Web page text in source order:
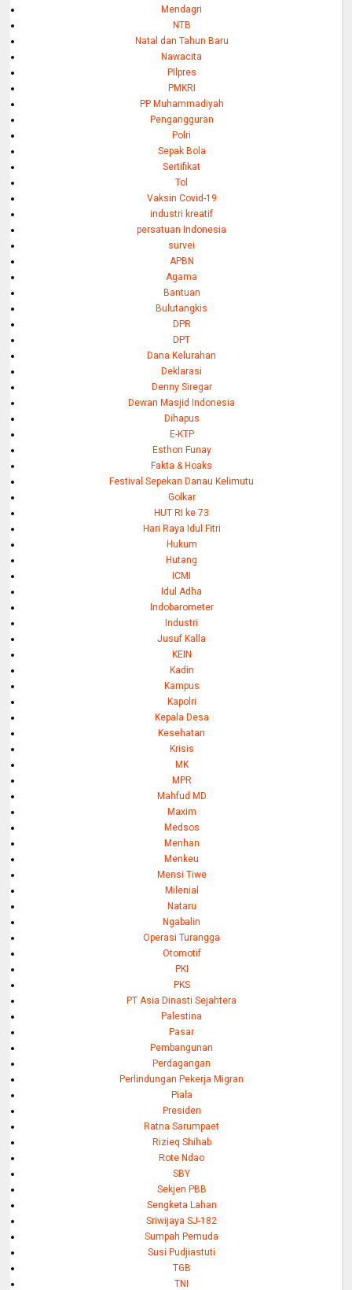
Mendagri
NTB
Natal dan Tahun Baru
Nawacita
PIlpres
PMKRI
PP Muhammadiyah
Pengangguran
Polri
Sepak Bola
Sertifikat
Tol
Vaksin Covid-19
industri kreatif
persatuan Indonesia
survei
APBN
Agama
Bantuan
Bulutangkis
DPR
DPT
Dana Kelurahan
Deklarasi
Denny Siregar
Dewan Masjid Indonesia
Dihapus
E-KTP
Esthon Funay
Fakta & Hoaks
Festival Sepekan Danau Kelimutu
Golkar
HUT RI ke 73
Hari Raya Idul Fitri
Hukum
Hutang
ICMI
Idul Adha
Indobarometer
Industri
Jusuf Kalla
KEIN
Kadin
Kampus
Kapolri
Kepala Desa
Kesehatan
Krisis
MK
MPR
Mahfud MD
Maxim
Medsos
Menhan
Menkeu
Mensi Tiwe
Milenial
Nataru
Ngabalin
Operasi Turangga
Otomotif
PKI
PKS
PT Asia Dinasti Sejahtera
Palestina
Pasar
Pembangunan
Perdagangan
Perlindungan Pekerja Migran
Piala
Presiden
Ratna Sarumpaet
Rizieq Shihab
Rote Ndao
SBY
Sekjen PBB
Sengketa Lahan
Sriwijaya SJ-182
Sumpah Pemuda
Susi Pudjiastuti
TGB
TNI